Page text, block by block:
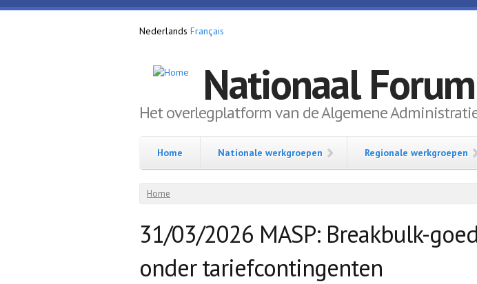
Overslaan en naar de inhoud gaan
Nederlands Français
Nationaal Forum
Het overlegplatform van de Algemene
Home Nationale werkgroepen Regionale werkgroepen
U bent hier
Home
31/03/2026 MASP: Breakbulk-
onder tariefcontingenten